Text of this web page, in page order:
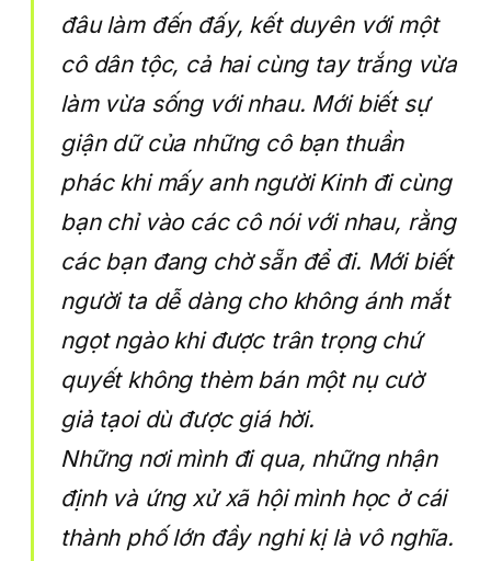
đâu làm đến đấy, kết duyên với một
cô dân tộc, cả hai cùng tay trắng vừa
làm vừa sống với nhau. Mới biết sự
giận dữ của những cô bạn thuần
phác khi mấy anh người Kinh đi cùng
bạn chỉ vào các cô nói với nhau, rằng
các bạn đang chờ sẵn để đi. Mới biết
người ta dễ dàng cho không ánh mắt
ngọt ngào khi được trân trọng chứ
quyết không thèm bán một nụ cườ
giả tạoi dù được giá hời.
Những nơi mình đi qua, những nhận
định và ứng xử xã hội mình học ở cái
thành phố lớn đầy nghi kị là vô nghĩa.